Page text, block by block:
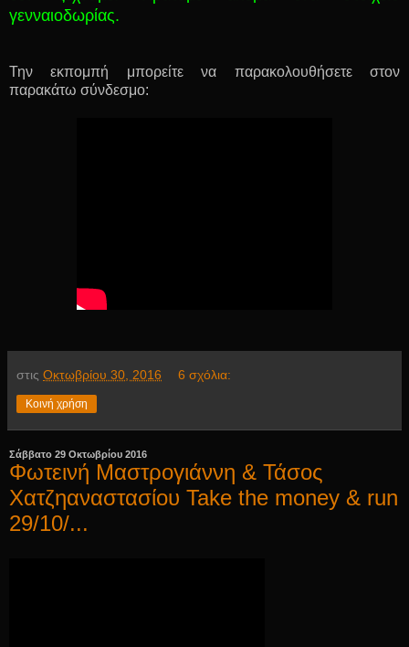
γενναιοδωρίας.
Την εκπομπή μπορείτε να παρακολουθήσετε στον
παρακάτω σύνδεσμο:
στις Οκτωβρίου 30, 2016 6 σχόλια:
Κοινή χρήση
Σάββατο 29 Οκτωβρίου 2016
Φωτεινή Μαστρογιάννη & Τάσος
Χατζηαναστασίου Take the money & run
29/10/...